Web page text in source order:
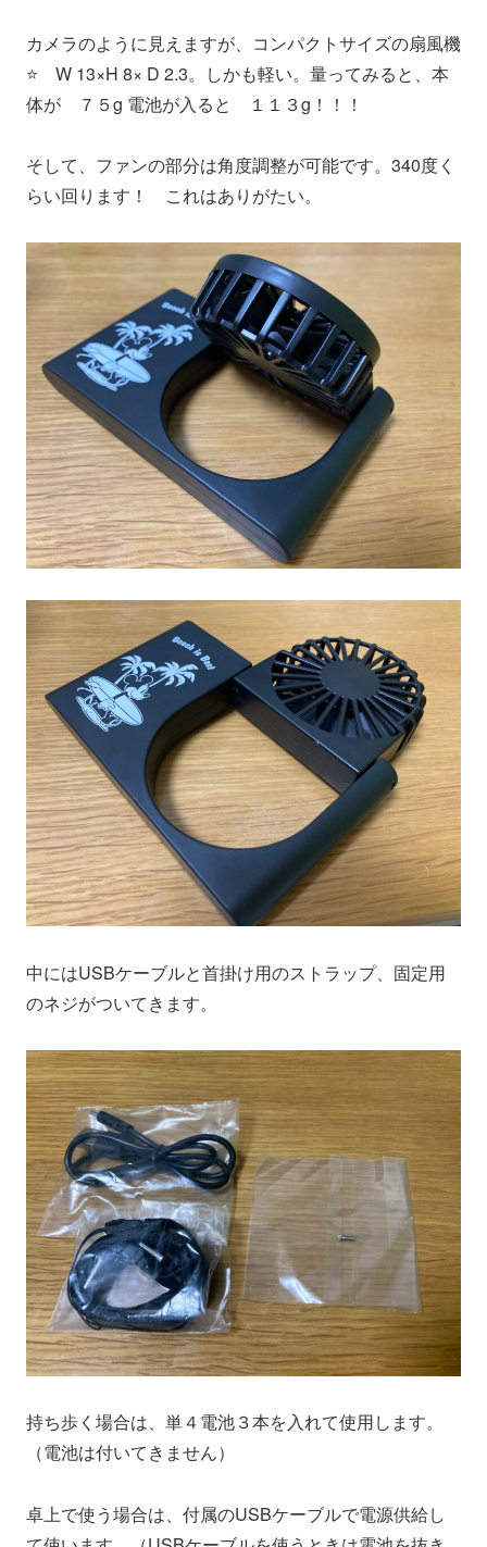
カメラのように見えますが、コンパクトサイズの扇風機
⭐️ W 13×H 8× D 2.3。しかも軽い。量ってみると、本
体が ７５g 電池が入ると １１３g！！！
そして、ファンの部分は角度調整が可能です。340度く
らい回ります！ これはありがたい。
中にはUSBケーブルと首掛け用のストラップ、固定用
のネジがついてきます。
持ち歩く場合は、単４電池３本を入れて使用します。
（電池は付いてきません）
卓上で使う場合は、付属のUSBケーブルで電源供給し